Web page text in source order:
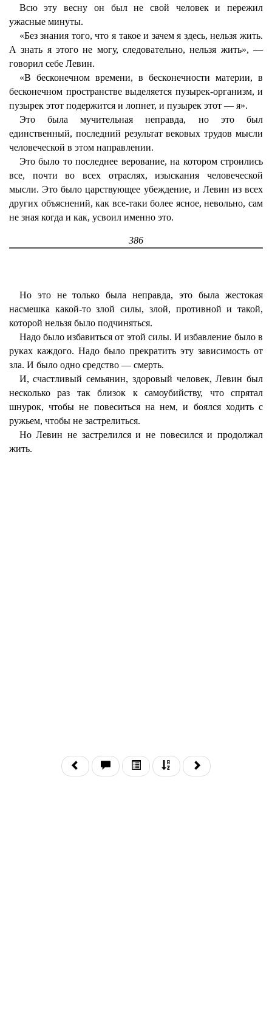
Всю эту весну он был не свой человек и пережил
ужасные минуты.
«Без знания того, что я такое и зачем я здесь, нельзя жить.
А знать я этого не могу, следовательно, нельзя жить», —
говорил себе Левин.
«В бесконечном времени, в бесконечности материи, в
бесконечном пространстве выделяется пузырек-организм, и
пузырек этот подержится и лопнет, и пузырек этот — я».
Это была мучительная неправда, но это был
единственный, последний результат вековых трудов мысли
человеческой в этом направлении.
Это было то последнее верование, на котором строились
все, почти во всех отраслях, изыскания человеческой
мысли. Это было царствующее убеждение, и Левин из всех
других объяснений, как все-таки более ясное, невольно, сам
не зная когда и как, усвоил именно это.
386
Но это не только была неправда, это была жестокая
насмешка какой-то злой силы, злой, противной и такой,
которой нельзя было подчиняться.
Надо было избавиться от этой силы. И избавление было в
руках каждого. Надо было прекратить эту зависимость от
зла. И было одно средство — смерть.
И, счастливый семьянин, здоровый человек, Левин был
несколько раз так близок к самоубийству, что спрятал
шнурок, чтобы не повеситься на нем, и боялся ходить с
ружьем, чтобы не застрелиться.
Но Левин не застрелился и не повесился и продолжал
жить.